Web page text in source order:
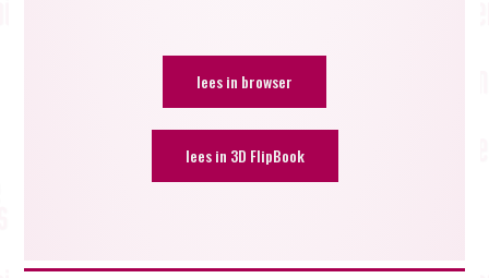
lees in browser
lees in 3D FlipBook